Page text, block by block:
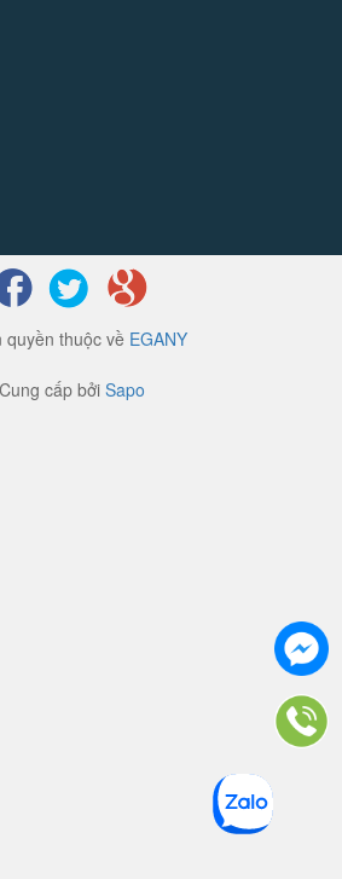
quyền thuộc về EGANY
Cung cấp bởi Sapo